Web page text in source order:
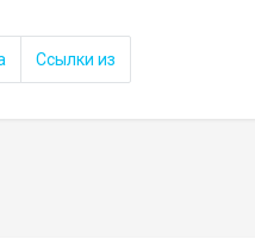
Ссылки из